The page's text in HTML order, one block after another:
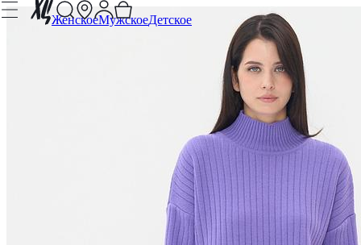
ЖенскоеМужскоеДетское